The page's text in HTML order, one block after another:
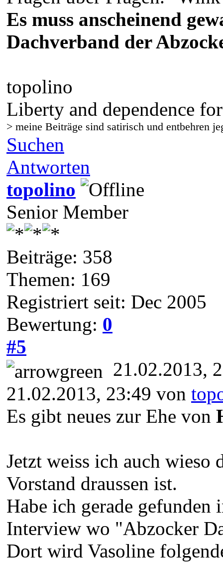
Es muss anscheinend
Dachverband der
topolino
Liberty and dependence
> meine Beiträge sind satirisch und entbehren
Suchen
Antworten
topolino
Senior Member
Beiträge: 358
Themen: 169
Registriert seit: Dec 2005
Bewertung: 0
#5
21.02.2013,
21.02.2013, 23:49 von
Es gibt neues zur Ehe von
Jetzt weiss ich auch wieso
Vorstand draussen ist.
Habe ich gerade
Interview wo "Abzocker
Dort wird Vasoline